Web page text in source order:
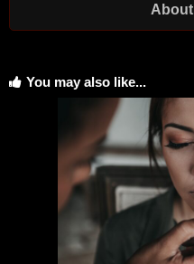
About
You may also like...